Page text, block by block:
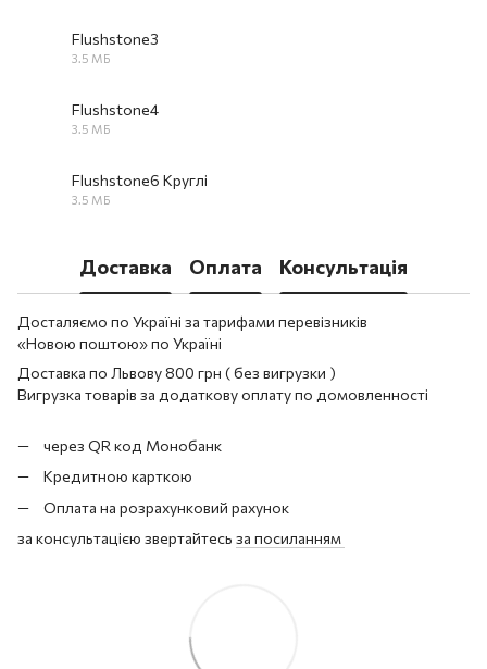
Flushstone3
3.5 МБ
Flushstone4
3.5 МБ
Flushstone6 Круглі
3.5 МБ
Доставка Оплата Консультація
Досталяємо по Україні за тарифами перевізників
«Новою поштою» по Україні
Доставка по Львову 800 грн ( без вигрузки )
Вигрузка товарів за додаткову оплату по домовленності
через QR код Монобанк
Кредитною карткою
Оплата на розрахунковий рахунок
за консультацією звертайтесь за посиланням